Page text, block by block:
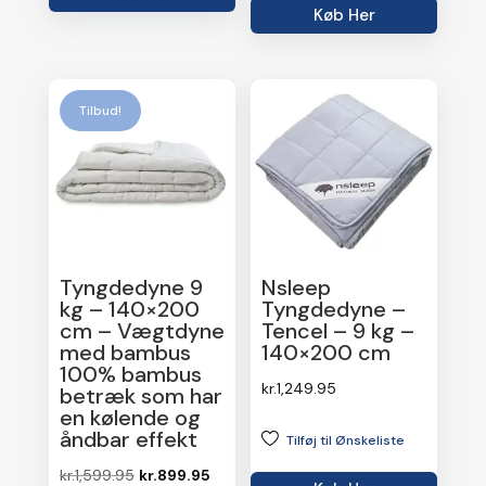
kr.1,099.00. kr.934.15.
Køb Her
Tilbud!
Tyngdedyne 9
kg – 140×200
cm – Vægtdyne
med bambus
100% bambus
betræk som har
en kølende og
åndbar effekt
kr.1,599.95 Den
kr.899.95Den
Nsleep
Tyngdedyne –
Tencel – 9 kg –
140×200 cm
kr.1,249.95
Tilføj til Ønskeliste